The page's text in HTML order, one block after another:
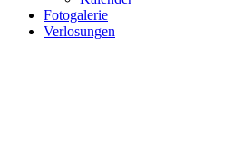
Fotogalerie
Verlosungen